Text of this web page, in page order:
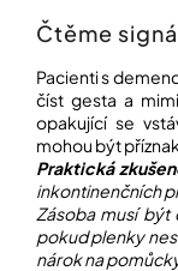
Čtěme
Pacienti s
číst gesta a
opakující se
mohou být
Praktická
inkontinenčních
Zásoba musí být
pokud plenky
nárok na